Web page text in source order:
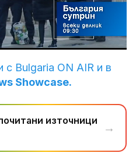
:
Bulgaria ON AIR и в
Showcase.
източници
→